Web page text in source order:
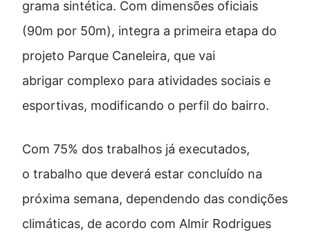
grama sintética. Com dimensões oficiais
(90m por 50m), integra a primeira etapa do
projeto Parque Caneleira, que vai
abrigar complexo para atividades sociais e
esportivas, modificando o perfil do bairro.
Com 75% dos trabalhos já executados,
o trabalho que deverá estar concluído na
próxima semana, dependendo das condições
climáticas, de acordo com Almir Rodrigues